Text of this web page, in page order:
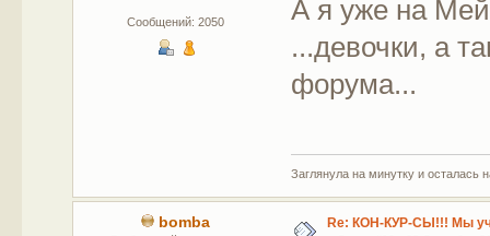
Сообщений: 2050
А я уже на
...девочки, а
форума...
Заглянула на минутку и осталась
bomba Re: КОН-КУР-СЫ!!! Мы